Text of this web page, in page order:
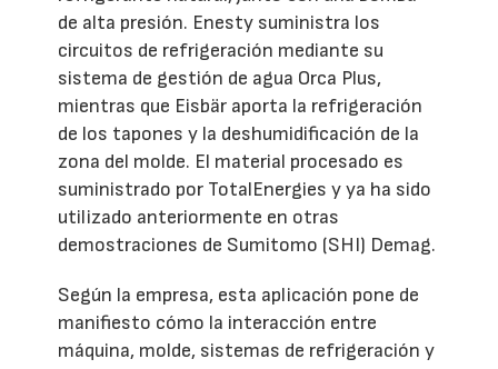
de alta presión. Enesty suministra los
circuitos de refrigeración mediante su
sistema de gestión de agua Orca Plus,
mientras que Eisbär aporta la refrigeración
de los tapones y la deshumidificación de la
zona del molde. El material procesado es
suministrado por TotalEnergies y ya ha sido
utilizado anteriormente en otras
demostraciones de Sumitomo (SHI) Demag.
Según la empresa, esta aplicación pone de
manifiesto cómo la interacción entre
máquina, molde, sistemas de refrigeración y